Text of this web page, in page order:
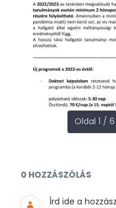
Oldal 1 / 6
0 HOZZÁSZÓLÁS
Írd ide a